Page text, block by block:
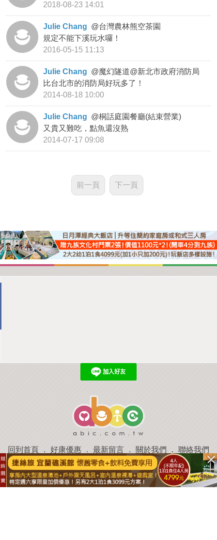
2018-08-23 14:01
Julie Chang @台灣農林熊空茶園
規定不能下溪玩水囉！
2016-05-15 11:13
Julie Chang @魔幻隧道@新北市政府消防局
比台北市的消防局好玩多了！
2014-08-18 10:00
Julie Chang @桐話庭園餐廳(結束營業)
又貴又難吃，點魚還沒熟
2014-07-17 09:08
前一頁 下一頁
回到首頁 ． 好康優惠 ． 最新留言 ． 關於我們 ． 聯絡我們
部落格微件．商家合作．討論區 ．推薦景點． APP下載
羿磊資訊 服務條款&隱私權政策